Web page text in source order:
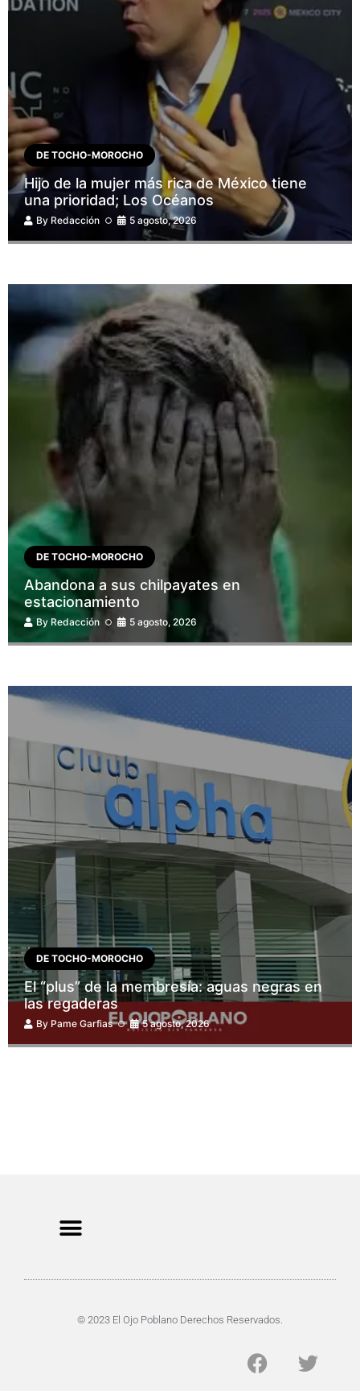
DE TOCHO-MOROCHO
Hijo de la mujer más rica de México tiene
una prioridad; Los Océanos
By Redacción 5 agosto, 2026
DE TOCHO-MOROCHO
Abandona a sus chilpayates en
estacionamiento
By Redacción 5 agosto, 2026
DE TOCHO-MOROCHO
El “plus” de la membresía: aguas negras en
las regaderas
By Pame Garfias 5 agosto, 2026
© 2023 El Ojo Poblano Derechos Reservados.